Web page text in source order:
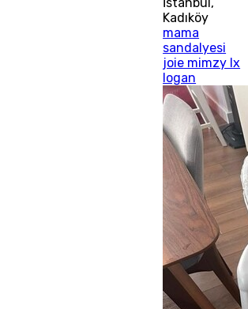
İstanbul ,
Kadıköy
mama
sandalyesi
joie mimzy lx
logan